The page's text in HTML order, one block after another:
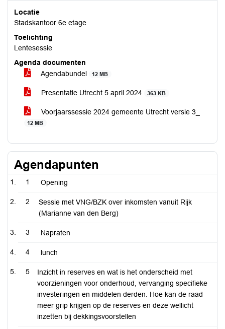
Locatie
Stadskantoor 6e etage
Toelichting
Lentesessie
Agenda documenten
Agendabundel
12 MB
Presentatie Utrecht 5 april 2024 363 KB
Voorjaarssessie 2024 gemeente Utrecht versie 3_
12 MB
Agendapunten
1 Opening
2
Sessie met VNG/BZK over inkomsten vanuit Rijk
(Marianne van den Berg)
3 Napraten
4 lunch
5
Inzicht in reserves en wat is het onderscheid met
voorzieningen voor onderhoud, vervanging specifieke
investeringen en middelen derden. Hoe kan de raad
meer grip krijgen op de reserves en deze wellicht
inzetten bij dekkingsvoorstellen